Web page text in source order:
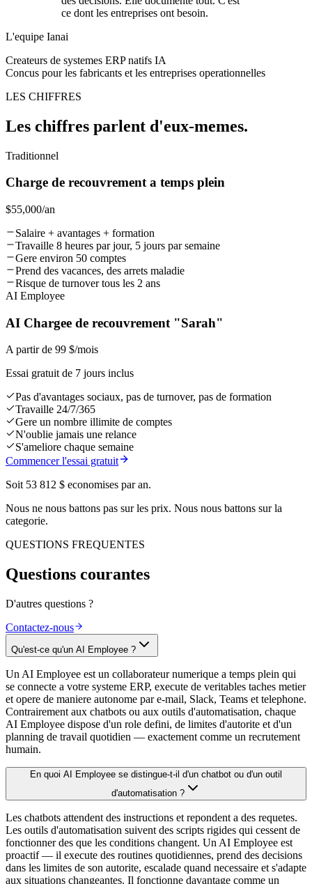
ce dont les entreprises ont besoin.
L'equipe Ianai
Createurs de systemes ERP natifs IA
Concus pour les fabricants et les entreprises operationnelles
LES CHIFFRES
Les chiffres parlent d'eux-memes.
Traditionnel
Charge de recouvrement a temps plein
$55,000/an
Salaire + avantages + formation
Travaille 8 heures par jour, 5 jours par semaine
Gere environ 50 comptes
Prend des vacances, des arrets maladie
Risque de turnover tous les 2 ans
AI Employee
AI Chargee de recouvrement "Sarah"
A partir de 99 $/mois
Essai gratuit de 7 jours inclus
Pas d'avantages sociaux, pas de turnover, pas de formation
Travaille 24/7/365
Gere un nombre illimite de comptes
N'oublie jamais une relance
S'ameliore chaque semaine
Commencer l'essai gratuit
Soit 53 812 $ economises par an.
Nous ne nous battons pas sur les prix. Nous nous battons sur la
categorie.
QUESTIONS FREQUENTES
Questions courantes
D'autres questions ?
Contactez-nous
Qu'est-ce qu'un AI Employee ?
Un AI Employee est un collaborateur numerique a temps plein qui
se connecte a votre systeme ERP, execute de veritables taches metier
et opere de maniere autonome par e-mail, Slack, Teams et telephone.
Contrairement aux chatbots ou aux outils d'automatisation, chaque
AI Employee dispose d'un role defini, de limites d'autorite et d'un
planning de travail quotidien — exactement comme un recrutement
humain.
En quoi AI Employee se distingue-t-il d'un chatbot ou d'un outil
d'automatisation ?
Les chatbots attendent des instructions et repondent a des requetes.
Les outils d'automatisation suivent des scripts rigides qui cessent de
fonctionner des que les conditions changent. Un AI Employee est
proactif — il execute des routines quotidiennes, prend des decisions
dans les limites de son autorite, escalade quand necessaire et s'adapte
aux situations changeantes. Il fonctionne davantage comme un